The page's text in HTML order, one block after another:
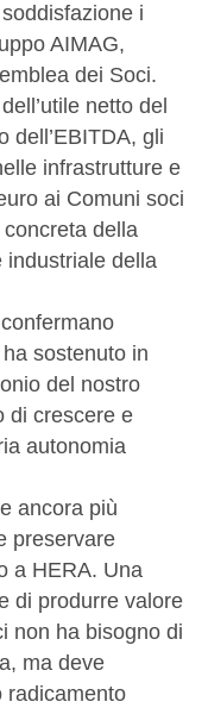
i
AIMAG,
dei Soci.
netto del
dell’EBITDA, gli
infrastrutture e
ai Comuni soci
della
industriale della
sostenuto in
del nostro
di crescere e
autonomia
ancora più
preservare
a HERA. Una
di produrre valore
non ha bisogno di
ma deve
radicamento